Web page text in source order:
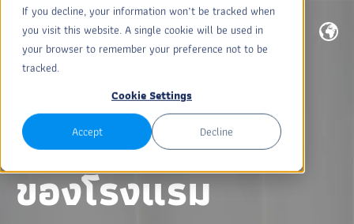
If you decline, your information won’t be tracked when
you visit this website. A single cookie will be used in
your browser to remember your preference not to be
tracked.
Cookie Settings
Accept Decline
Cash Drawer:
ระบบจัดการเงิน
ของโรงแรม